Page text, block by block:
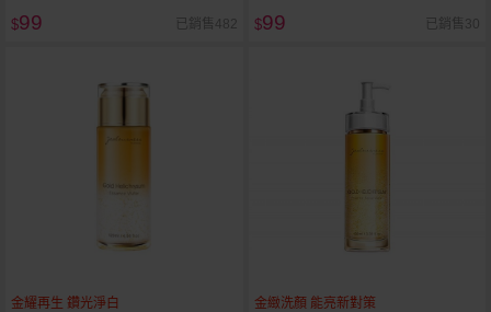
$99 已銷售482 $99 已銷售30
金耀再生 鑽光淨白 金緻洗顏 能亮新對策